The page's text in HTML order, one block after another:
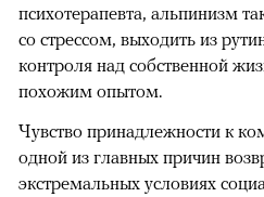
психотерапевта, альпинизм
со стрессом, выходить из
контроля над собственной
похожим опытом.
Чувство принадлежности к
одной из главных причин
экстремальных условиях